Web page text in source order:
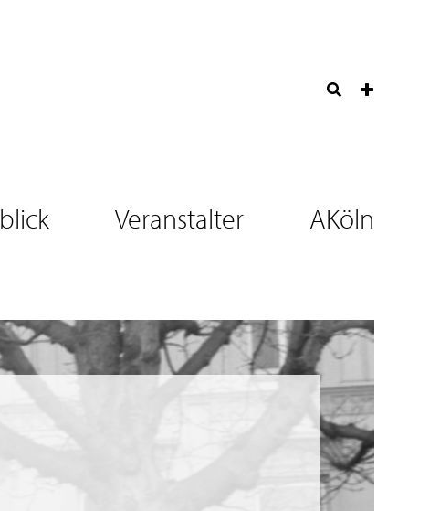
Veranstalter AKöln